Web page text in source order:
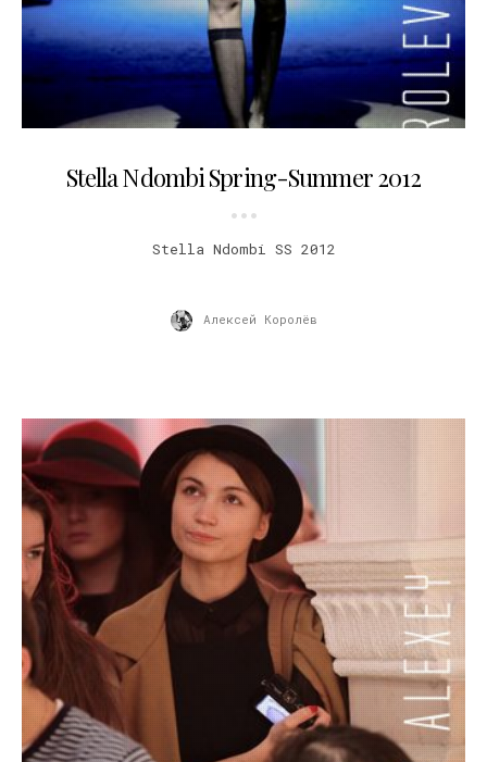
Stella Ndombi Spring-Summer 2012
Stella Ndombi SS 2012
Алексей Королёв